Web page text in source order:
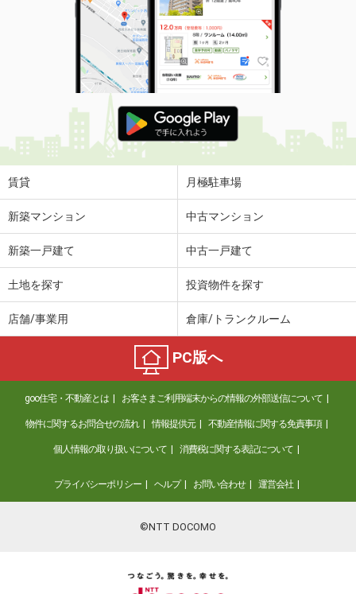
賃貸 月極駐車場
新築マンション 中古マンション
新築一戸建て 中古一戸建て
土地を探す 投資物件を探す
店舗/事業用 倉庫/トランクルーム
PC版へ
goo住宅・不動産とは お客さまご利用端末からの情報の外部送信について
物件に関するお問合せの流れ 情報提供元 不動産情報に関する免責事項
個人情報の取り扱いについて 消費税に関する表記について
プライバシーポリシー ヘルプ お問い合わせ 運営会社
©NTT DOCOMO